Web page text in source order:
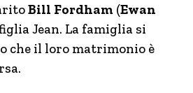
Bill Fordham (Ewan
Jean. La famiglia si
che il loro matrimonio è